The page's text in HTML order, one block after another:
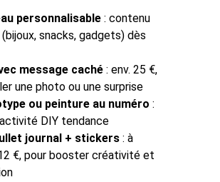
personnalisable : contenu
snacks, gadgets) dès
message caché : env. 25 €,
une photo ou une surprise
ou peinture au numéro :
DIY tendance
journal + stickers : à
€, pour booster créativité et